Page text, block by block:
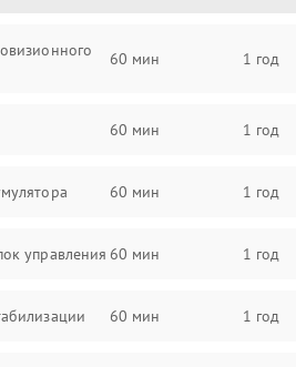
60 мин 1 год
60 мин 1 год
60 мин 1 год
управления 60 мин 1 год
60 мин 1 год